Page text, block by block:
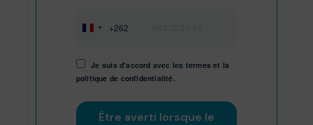
Réunion
+262
Je suis d'accord avec les termeset la
politique de confidentialité.